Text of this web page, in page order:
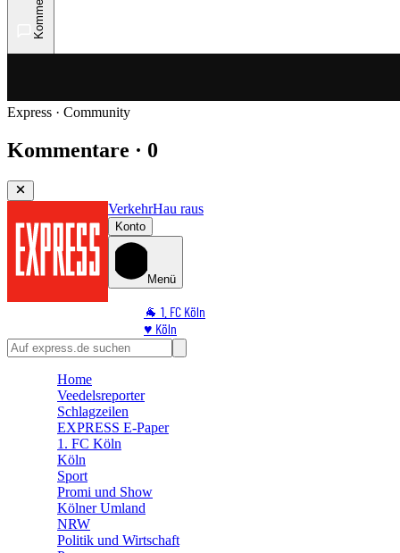
Express · Community
Kommentare · 0
VerkehrHau raus
Konto
Menü
🐐 1. FC Köln
♥️ Köln
⭐ Promi
🛒 Shoppingwelt
Home
Veedelsreporter
Schlagzeilen
EXPRESS E-Paper
1. FC Köln
Köln
Sport
Promi und Show
Kölner Umland
NRW
Politik und Wirtschaft